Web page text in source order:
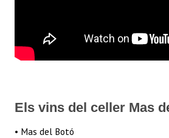
Els vins del celler Mas
• Mas del Botó